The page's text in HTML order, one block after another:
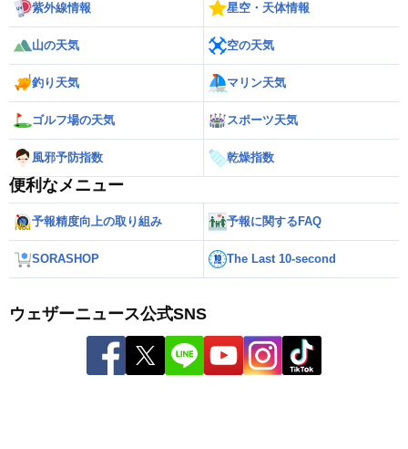
紫外線情報 星空・天体情報
山の天気 空の天気
釣り天気 マリン天気
ゴルフ場の天気 スポーツ天気
風邪予防指数 乾燥指数
便利なメニュー
予報精度向上の取り組み 予報に関するFAQ
SORASHOP The Last 10-second
ウェザーニュース公式SNS